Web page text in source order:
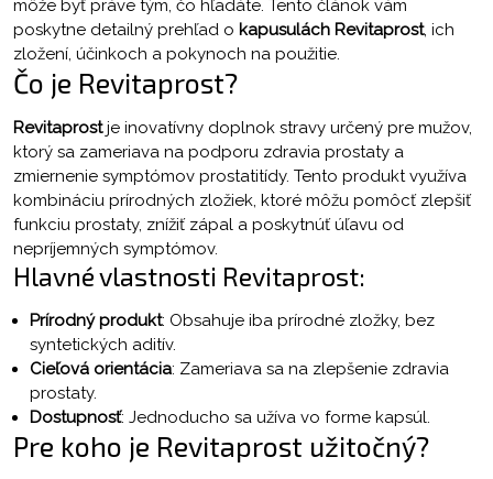
môže byť práve tým, čo hľadáte. Tento článok vám
poskytne detailný prehľad o kapusulách Revitaprost, ich
zložení, účinkoch a pokynoch na použitie.
Čo je Revitaprost?
Revitaprostje inovatívny doplnok stravy určený pre mužov,
ktorý sa zameriava na podporu zdravia prostaty a
zmiernenie symptómov prostatitídy. Tento produkt využíva
kombináciu prírodných zložiek, ktoré môžu pomôcť zlepšiť
funkciu prostaty, znížiť zápal a poskytnúť úľavu od
nepríjemných symptómov.
Hlavné vlastnosti Revitaprost:
Prírodný produkt: Obsahuje iba prírodné zložky, bez
syntetických aditív.
Cieľová orientácia: Zameriava sa na zlepšenie zdravia
prostaty.
Dostupnosť: Jednoducho sa užíva vo forme kapsúl.
Pre koho je Revitaprost užitočný?